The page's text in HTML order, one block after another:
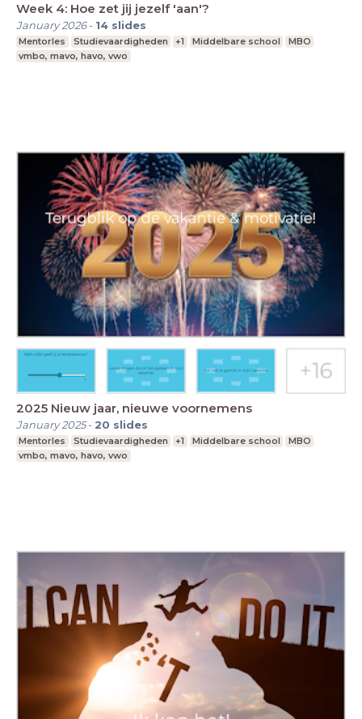
Week 4: Hoe zet jij jezelf 'aan'?
January 2026- 14 slides
Mentorles Studievaardigheden +1 Middelbare school
MBO
vmbo, mavo, havo, vwo
2025 Nieuw jaar, nieuwe voornemens
January 2025- 20 slides
Mentorles Studievaardigheden +1 Middelbare school
MBO
vmbo, mavo, havo, vwo